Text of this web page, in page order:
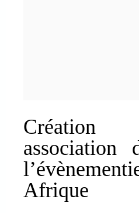
association
Afrique